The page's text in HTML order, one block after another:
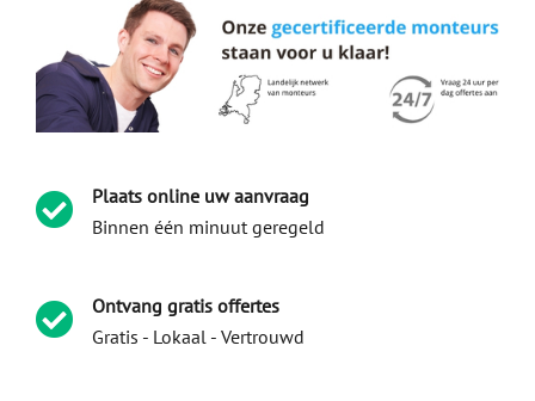
Plaats online uw aanvraag
Binnen één minuut geregeld
Ontvang gratis offertes
Gratis - Lokaal - Vertrouwd